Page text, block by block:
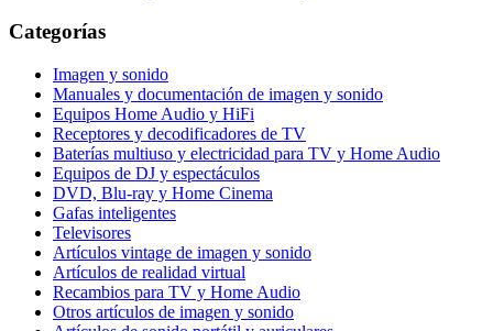
Categorías
Imagen y sonido
Manuales y documentación de imagen y sonido
Equipos Home Audio y HiFi
Receptores y decodificadores de TV
Baterías multiuso y electricidad para TV y Home Audio
Equipos de DJ y espectáculos
DVD, Blu-ray y Home Cinema
Gafas inteligentes
Televisores
Artículos vintage de imagen y sonido
Artículos de realidad virtual
Recambios para TV y Home Audio
Otros artículos de imagen y sonido